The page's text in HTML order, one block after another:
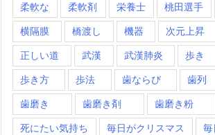
柔軟な 柔軟剤 栄養士 桃田選手
横隔膜 橋渡し 機器 次元上昇
正しい道 武漢 武漢肺炎 歩き
歩き方 歩法 歯ならび 歯列
歯磨き 歯磨き剤 歯磨き粉
死にたい気持ち 毎日がクリスマス 毎